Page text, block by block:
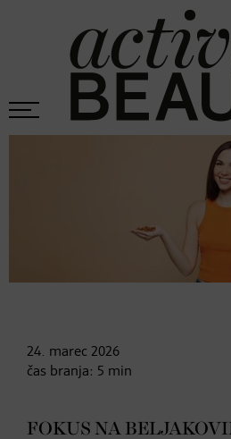
24. marec 2026
čas branja: 5 min
FOKUS NA